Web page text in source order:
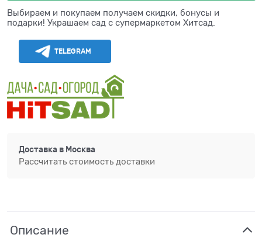
Выбираем и покупаем получаем скидки, бонусы и
подарки! Украшаем сад с супермаркетом Хитсад.
TELEGRAM
Доставка в Москва
Рассчитать стоимость доставки
Описание